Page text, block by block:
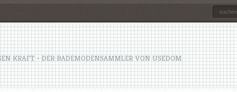
KRAFT - DER BADEMODENSAMMLER VON USEDOM